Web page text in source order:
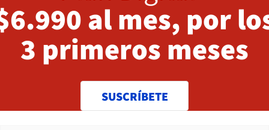
al mes, por
3 primeros meses
SUSCRÍBETE